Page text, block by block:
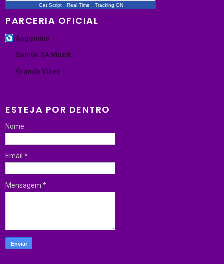
Get Script Real Time Tracking ON
PARCERIA OFICIAL
Angomais
Samba SA Muzik
Granda Vibes
ESTEJA POR DENTRO
Nome
Email*
Mensagem*